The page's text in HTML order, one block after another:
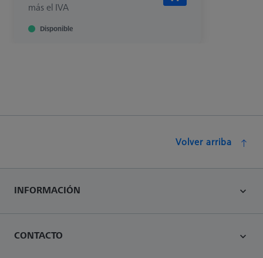
más el IVA
Disponible
Volver arriba
INFORMACIÓN
CONTACTO